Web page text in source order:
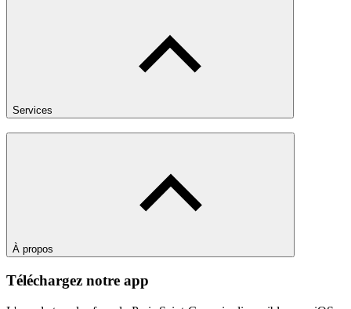
Services
À propos
Téléchargez notre app